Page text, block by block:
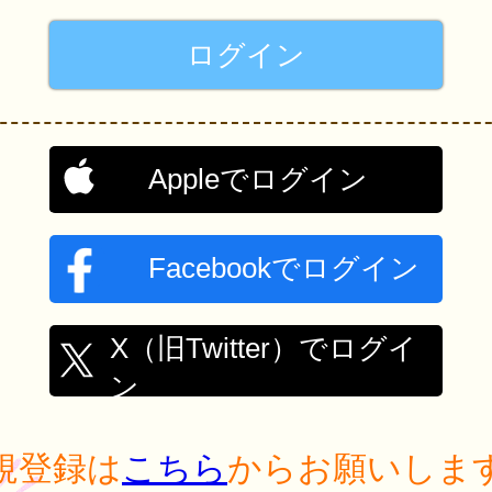
Appleでログイン
Facebookでログイン
X（旧Twitter）でログイ
ン
登録はこちらからお願いしま